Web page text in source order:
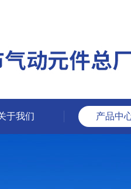
于我们 产品中